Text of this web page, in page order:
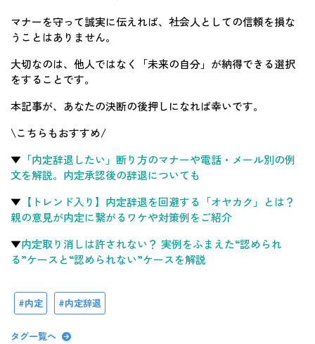
マナーを守って誠実に伝えれば、社会人としての信頼を損な
うことはありません。
大切なのは、他人ではなく「未来の自分」が納得できる選択
をすることです。
本記事が、あなたの決断の後押しになれば幸いです。
\こちらもおすすめ/
▼ 「内定辞退したい」断り方のマナーや電話・メール別の例
文を解説。内定承認後の辞退についても
▼ 【トレンド入り】内定辞退を回避する「オヤカク」とは？
親の意見が内定に繋がるワケや対策例をご紹介
▼内定取り消しは許されない？ 実例をふまえた“認められ
る”ケースと“認められない”ケースを解説
内定 内定辞退
タグ一覧へ